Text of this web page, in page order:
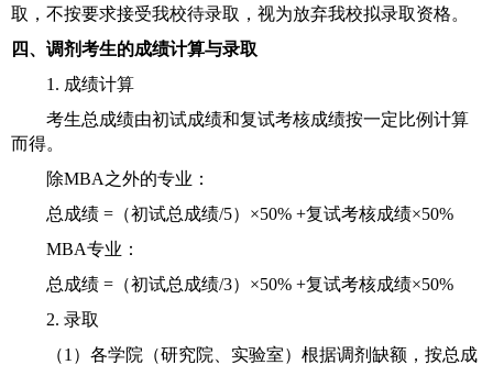
取，不按要求接受我校待录取，视为放弃我校拟录取资格。
四、调剂考生的成绩计算与录取
1. 成绩计算
考生总成绩由初试成绩和复试考核成绩按一定比例计算
而得。
除MBA之外的专业：
总成绩 = （初试总成绩/5）×50% +复试考核成绩×50%
MBA专业：
总成绩 = （初试总成绩/3）×50% +复试考核成绩×50%
2. 录取
（1 ）各学院（研究院、实验室）根据调剂缺额，按总成